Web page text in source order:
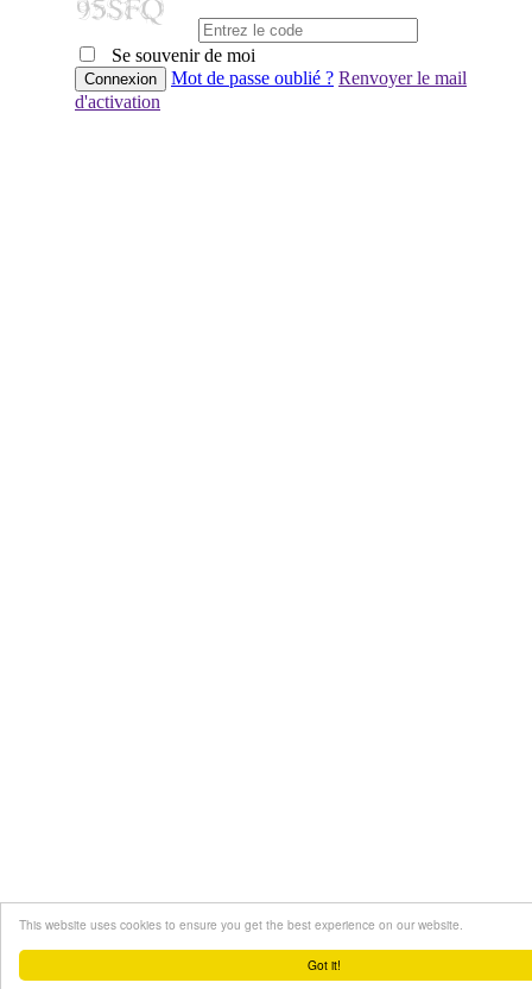
Got it!
This website uses cookies to ensure you get the best experience on our website.
Se souvenir de moi
Mot de passe oublié ? Renvoyer le mail
d'activation